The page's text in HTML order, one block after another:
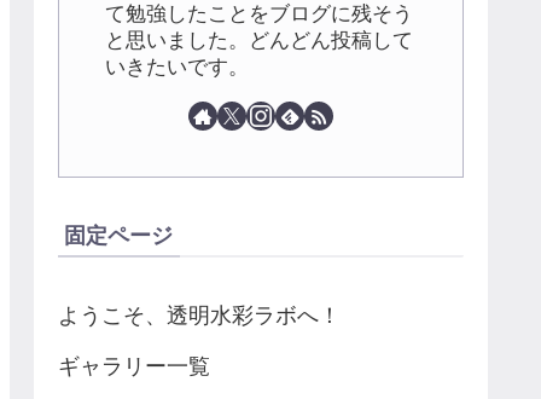
て勉強したことをブログに残そう
と思いました。どんどん投稿して
いきたいです。
固定ページ
ようこそ、透明水彩ラボへ！
ギャラリー一覧